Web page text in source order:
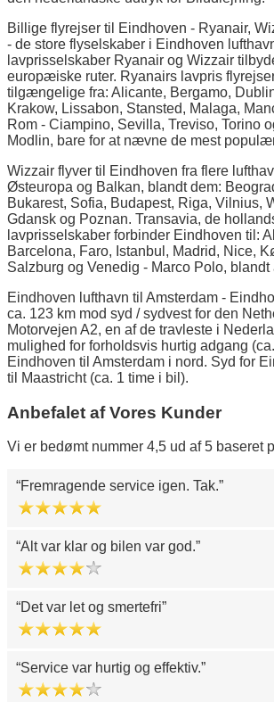
Billige flyrejser til Eindhoven - Ryanair,
- de store flyselskaber i Eindhoven
lavprisselskaber Ryanair og Wizzair
europæiske ruter. Ryanairs lavpris
tilgængelige fra: Alicante, Bergamo,
Krakow, Lissabon, Stansted, Malaga,
Rom - Ciampino, Sevilla, Treviso, Torino
Modlin, bare for at nævne de mest
Wizzair flyver til Eindhoven fra flere
Østeuropa og Balkan, blandt dem:
Bukarest, Sofia, Budapest, Riga, Vilnius,
Gdansk og Poznan. Transavia, de
lavprisselskaber forbinder Eindhoven til:
Barcelona, Faro, Istanbul, Madrid, Nice,
Salzburg og Venedig - Marco Polo, blandt
Eindhoven lufthavn til Amsterdam -
ca. 123 km mod syd / sydvest for den
Motorvejen A2, en af de travleste i
mulighed for forholdsvis hurtig adgang
Eindhoven til Amsterdam i nord. Syd for
til Maastricht (ca. 1 time i bil).
Anbefalet af Vores Kunder
Vi er bedømt nummer 4,5 ud af 5 baseret
Fremragende service igen. Tak.
Alt var klar og bilen var god.
Det var let og smertefri
Service var hurtig og effektiv.